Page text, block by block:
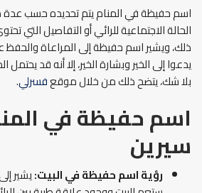
اسم حفيظة في المنام يتم تحديده حسب عدة
الحالة الاجتماعية للرائي أو التفاصيل التي
ذلك، ويشير اسم حفيظة إلى المراعاة
يدعوا إلى الخير وبشارة الخير، إلا أنه قد
بلا شك، يتضح ذلك من خلال موقعفسرلي.
اسم حفيظة في
سيرين
رؤية اسم حفيظة في البيت:يشير